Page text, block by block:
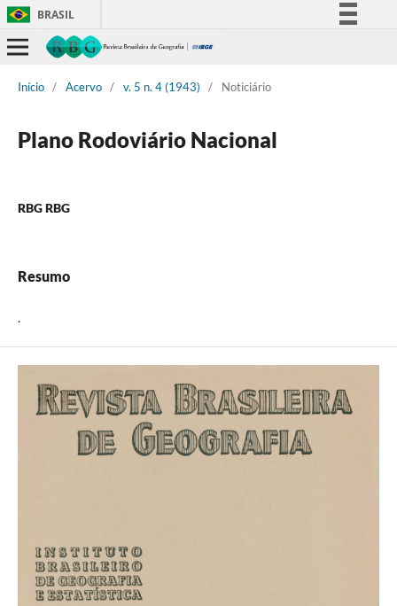
BRASIL
Participe
Legislação
Início / Acervo / v. 5 n. 4 (1943) / Noticiário
Plano Rodoviário Nacional
RBG RBG
Resumo
.